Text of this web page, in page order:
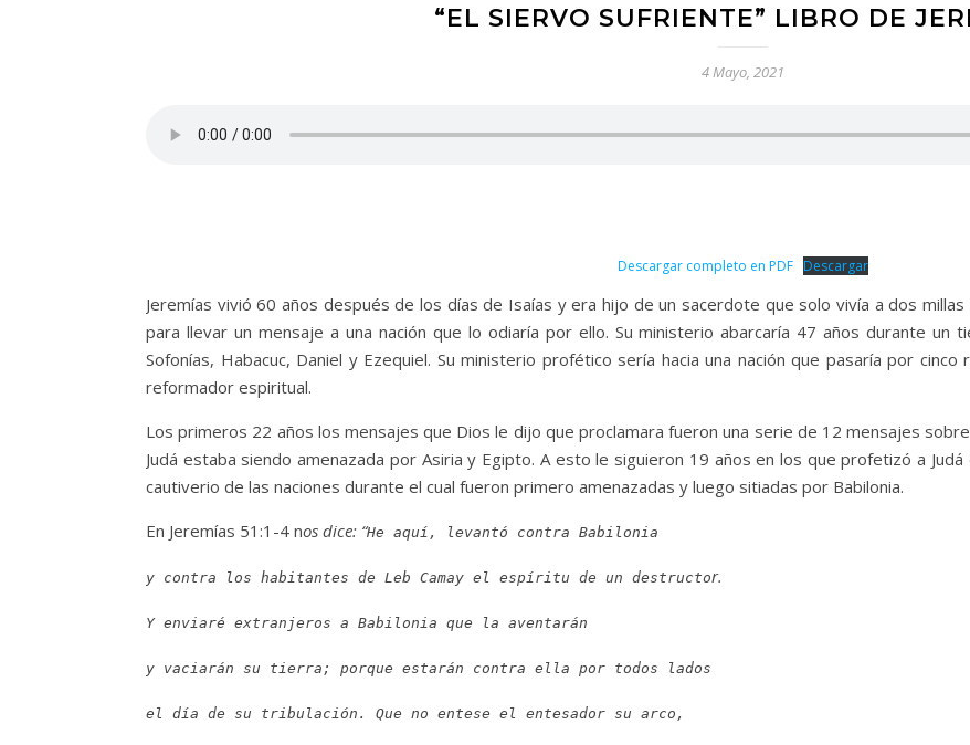
“EL SIERVO SUFRIENTE” LIBRO DE
4 Mayo, 2021
Descargar completo en PDF Descargar
Jeremías vivió 60 años después de los días de Isaías y era hijo de un sacerdote que solo vivía a dos
para llevar un mensaje a una nación que lo odiaría por ello. Su ministerio abarcaría 47 años durante un
Sofonías, Habacuc, Daniel y Ezequiel. Su ministerio profético sería hacia una nación que pasaría por
reformador espiritual.
Los primeros 22 años los mensajes que Dios le dijo que proclamara fueron una serie de 12 mensajes
Judá estaba siendo amenazada por Asiria y Egipto. A esto le siguieron 19 años en los que profetizó a
cautiverio de las naciones durante el cual fueron primero amenazadas y luego sitiadas por Babilonia.
En Jeremías 51:1-4 nos dice: “He aquí, levantó contra Babilonia
y contra los habitantes de Leb Camay el espíritu de un destructor.
Y enviaré extranjeros a Babilonia que la aventarán
y vaciarán su tierra; porque estarán contra ella por todos lados
el día de su tribulación. Que no entese el entesador su arco,